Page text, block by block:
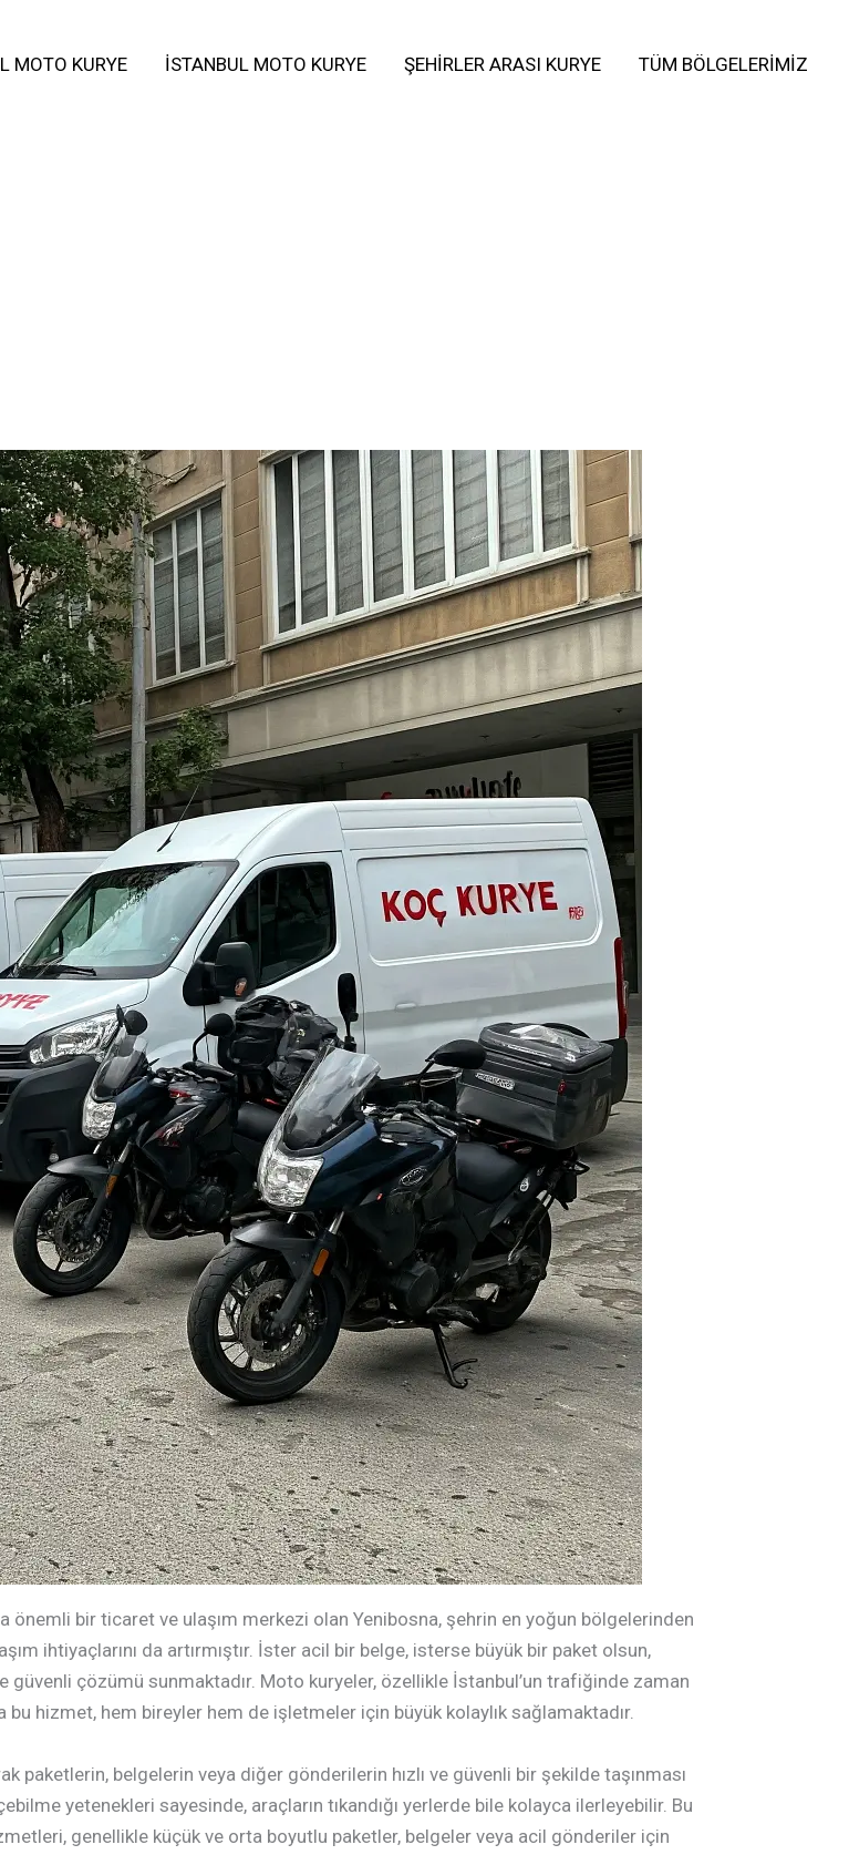
MOTO KURYE İSTANBUL MOTO KURYE ŞEHIRLER ARASI KURYE
TÜM BÖLGELERIMIZ
önemli bir ticaret ve ulaşım merkezi olan Yenibosna, şehrin en yoğun bölgelerinden
ihtiyaçlarını da artırmıştır. İster acil bir belge, isterse büyük bir paket olsun,
güvenli çözümü sunmaktadır. Moto kuryeler, özellikle İstanbul’un trafiğinde zaman
bu hizmet, hem bireyler hem de işletmeler için büyük kolaylık sağlamaktadır.
paketlerin, belgelerin veya diğer gönderilerin hızlı ve güvenli bir şekilde taşınması
yetenekleri sayesinde, araçların tıkandığı yerlerde bile kolayca ilerleyebilir. Bu
genellikle küçük ve orta boyutlu paketler, belgeler veya acil gönderiler için